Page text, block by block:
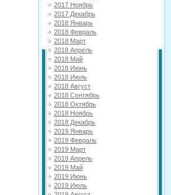
2017 Ноябрь
2017 Декабрь
2018 Январь
2018 Февраль
2018 Март
2018 Апрель
2018 Май
2018 Июнь
2018 Июль
2018 Август
2018 Сентябрь
2018 Октябрь
2018 Ноябрь
2018 Декабрь
2019 Январь
2019 Февраль
2019 Март
2019 Апрель
2019 Май
2019 Июнь
2019 Июль